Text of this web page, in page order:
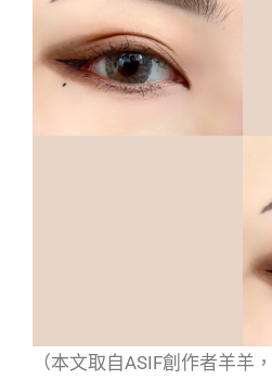
（本文取自ASIF創作者羊羊，